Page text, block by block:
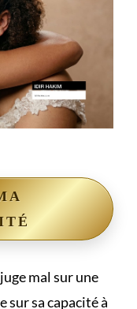
mal sur une
sur sa capacité à